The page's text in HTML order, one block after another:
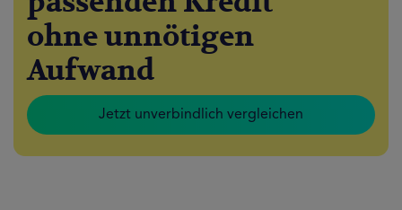
ohne unnötigen
Aufwand
Jetzt unverbindlich vergleichen